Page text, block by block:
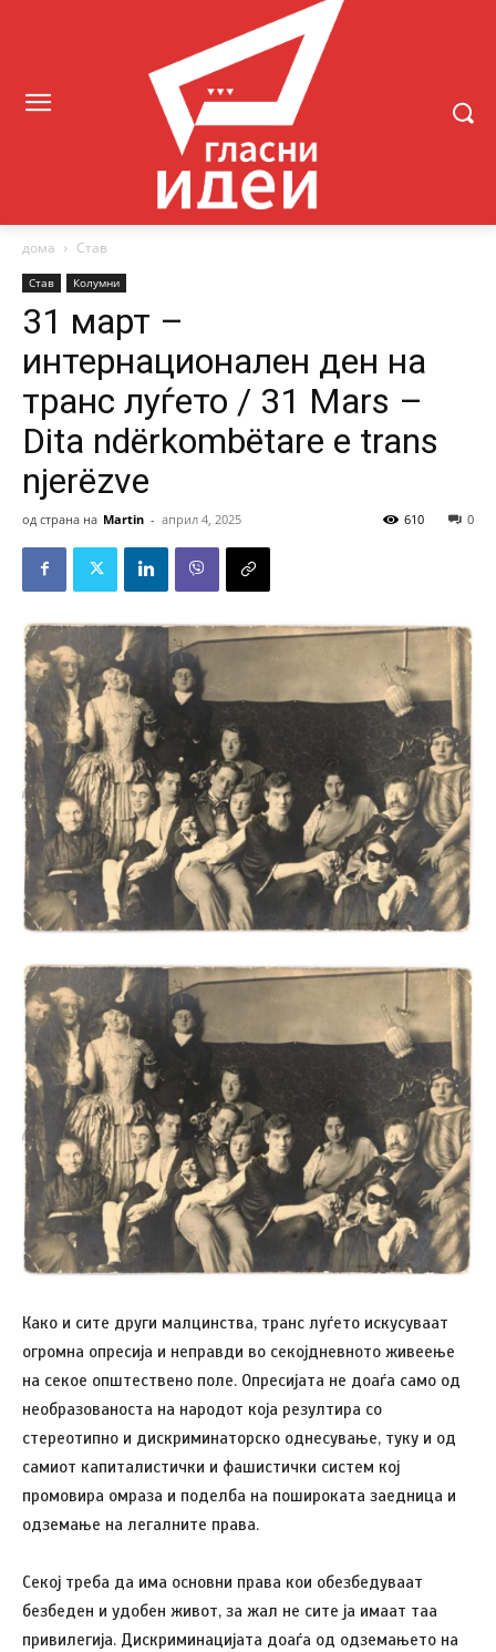
дома Став
Став Колумни
31 март –
интернационален ден на
транс луѓето / 31 Mars –
Dita ndërkombëtare e trans
njerëzve
од страна на Martin - април 4, 2025 0
610
Како и сите други малцинства, транс луѓето искусуваат
огромна опресија и неправди во секојдневното живеење
на секое општествено поле. Опресијата не доаѓа само од
необразованоста на народот која резултира со
стереотипно и дискриминаторско однесување, туку и од
самиот капиталистички и фашистички систем кој
промовира омраза и поделба на пошироката заедница и
одземање на легалните права.
Секој треба да има основни права кои обезбедуваат
безбеден и удобен живот, за жал не сите ја имаат таа
привилегија. Дискриминацијата доаѓа од одземањето на